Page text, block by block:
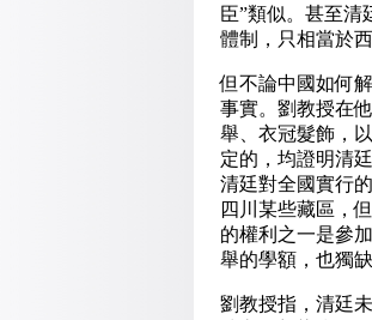
臣”類似。甚至清
體制，只相當於
但不論中國如何
事實。劉教授在
舉、衣冠髮飾，
定的，均證明清
清廷對全國實行
四川某些藏區，
的權利之一是參
舉的學額，也獨
劉教授指，清廷